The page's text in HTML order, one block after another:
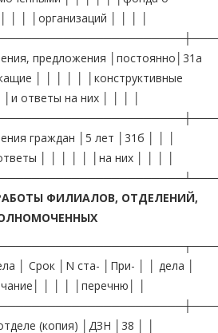
ФИЛИАЛОВ, ОТДЕЛЕНИЙ,
│ Срок │N ста- │При- │ │ дела │
│ │ │ │перечню│ │
(копия) │ДЗН │38 │ │